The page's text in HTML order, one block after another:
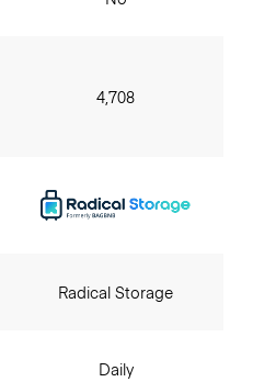
4,708
Radical Storage
Daily